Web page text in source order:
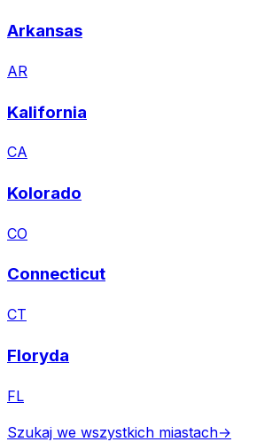
Arkansas
AR
Kalifornia
CA
Kolorado
CO
Connecticut
CT
Floryda
FL
Szukaj we wszystkich miastach→